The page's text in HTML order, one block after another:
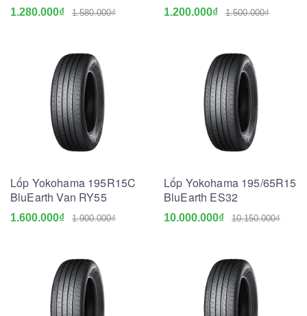
1.280.000₫ 1.580.000₫ 1.200.000₫ 1.500.000₫
Lốp Yokohama 195R15C
BluEarth Van RY55
1.600.000₫ 1.900.000₫
Lốp Yokohama 195/65R15
BluEarth ES32
10.000.000₫ 10.150.000₫